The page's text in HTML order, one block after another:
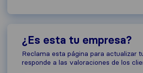
¿Es esta tu empresa?
Reclama esta página para actualizar
responde a las valoraciones de los